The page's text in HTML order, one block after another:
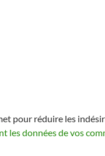
pour réduire les
les données de vos